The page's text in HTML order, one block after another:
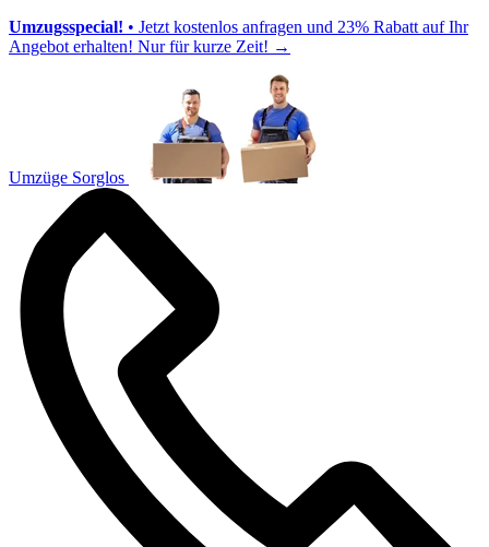
Umzugsspecial! • Jetzt kostenlos anfragen und 23% Rabatt auf Ihr
Angebot erhalten! Nur für kurze Zeit! →
Umzüge Sorglos